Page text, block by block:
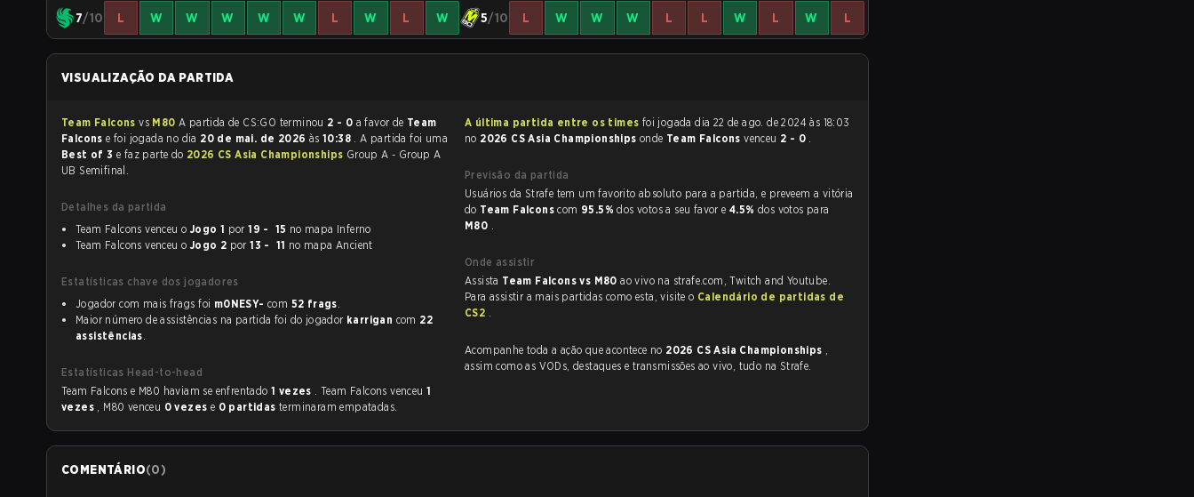
7/10 L W W W W W L W L W 5/10 L W W W L L W L W L
VISUALIZAÇÃO DA PARTIDA
Team Falconsvs M80 A partida de CS:GO terminou 2 - 0 a favor de Team
Falcons
e foi jogada no dia 20 de mai. de 2026 às 10:38 . A partida foi uma
Best of 3 e faz parte do 2026 CS Asia Championships Group A - Group A
UB Semifinal.
Detalhes da partida
Team Falcons venceu o Jogo 1 por 19 - 15 no mapa Inferno
Team Falcons venceu o Jogo 2 por 13 - 11 no mapa Ancient
Estatísticas chave dos jogadores
Jogador com mais frags foi m0NESY- com 52 frags.
Maior número de assistências na partida foi do jogador karrigan com 22
assistências.
Estatísticas Head-to-head
Team Falcons e M80 haviam se enfrentado 1 vezes . Team Falcons venceu 1
vezes , M80 venceu 0 vezes e 0 partidas terminaram empatadas.
A última partida entre os times
no 2026 CS Asia Championships onde Team Falconsvenceu 2 - 0 .
Previsão da partida
Usuários da Strafe tem um favorito absoluto para a partida, e preveem a vitória
do Team Falconscom 95.5%dos votos a seu favor e 4.5% dos votos para
M80 .
Onde assistir
Assista Team Falcons vs M80ao vivo na strafe.com, Twitch and Youtube.
Para assistir a mais partidas como esta, visite o Calendário de partidas de
CS2 .
Acompanhe toda a ação que acontece no 2026 CS Asia Championships ,
assim como as VODs, destaques e transmissões ao vivo, tudo na Strafe.
COMENTÁRIO(0)